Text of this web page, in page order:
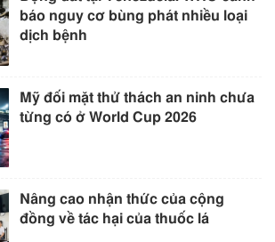
báo nguy cơ bùng phát nhiều loại
dịch bệnh
Mỹ đối mặt thử thách an ninh chưa
từng có ở World Cup 2026
Nâng cao nhận thức của cộng
đồng về tác hại của thuốc lá